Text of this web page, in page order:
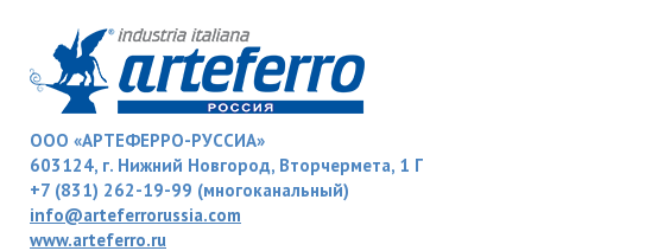
ООО «АРТЕФЕРРО-РУССИА»
603124, г. Нижний Новгород, Вторчермета, 1 Г
+7 (831) 262-19-99 (многоканальный)
info@arteferrorussia.com
www.arteferro.ru